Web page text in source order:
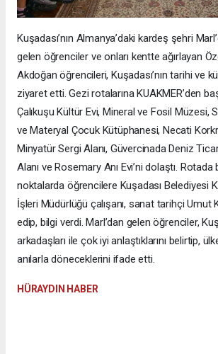
Kuşadası’nın Almanya’daki kardeş şehri
gelen öğrenciler ve onları kentte ağırlayan
Akdoğan öğrencileri, Kuşadası’nın tarihi ve
ziyaret etti. Gezi rotalarına KUAKMER’den
Çalıkuşu Kültür Evi, Mineral ve Fosil Müzesi,
ve Materyal Çocuk Kütüphanesi, Necati
Minyatür Sergi Alanı, Güvercinada Deniz
Alanı ve Rosemary Anı Evi’ni dolaştı.
noktalarda öğrencilere Kuşadası Belediyesi
İşleri Müdürlüğü çalışanı, sanat tarihçi Umut
edip, bilgi verdi. Marl’dan gelen öğrenciler,
arkadaşları ile çok iyi anlaştıklarını belirtip,
anılarla döneceklerini ifade etti.
HÜRAYDIN HABER